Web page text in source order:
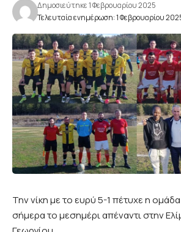
Τελευταία ενημέρωση: 1 Φεβρουαρίου
Δημοσιεύτηκε 1 Φεβρουαρίου 2025
Την νίκη με το ευρύ 5-1 πέτυχε η
σήμερα το μεσημέρι απέναντι στην